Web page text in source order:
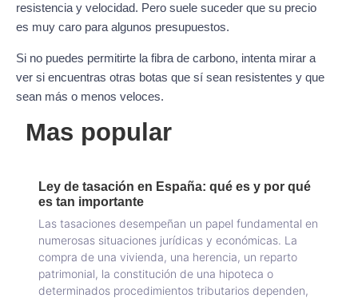
resistencia y velocidad. Pero suele suceder que su precio
es muy caro para algunos presupuestos.
Si no puedes permitirte la fibra de carbono, intenta mirar a
ver si encuentras otras botas que sí sean resistentes y que
sean más o menos veloces.
Mas popular
Ley de tasación en España: qué es y por qué
es tan importante
Las tasaciones desempeñan un papel fundamental en
numerosas situaciones jurídicas y económicas. La
compra de una vivienda, una herencia, un reparto
patrimonial, la constitución de una hipoteca o
determinados procedimientos tributarios dependen,